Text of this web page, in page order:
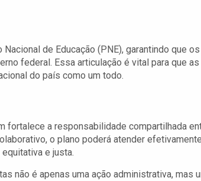
de Educação (PNE), garantindo que os
federal. Essa articulação é vital para que as
do país como um todo.
fortalece a responsabilidade compartilhada
o plano poderá atender
e justa.
não é apenas uma ação administrativa, mas